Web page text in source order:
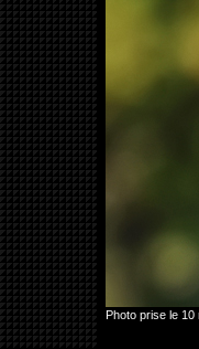
Photo prise le